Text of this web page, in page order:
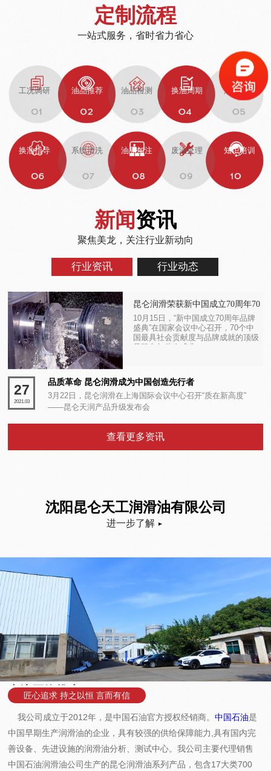
定制流程
一站式服务，省时省力省心
工况调研 油品推荐 油品检测 换油周期 油品过滤
换油指导 系统清洗 油品加注 废油处理 知识培训
新闻资讯
聚焦美龙，关注行业新动向
行业资讯 行业动态
昆仑润滑荣获新中国成立70周年70
品牌
10月15日，“新中国成立70周年品牌
盛典”在国家会议中心召开，70个中
国最具社会贡献度与品牌成就的顶级
品牌参与此次盛典。
27
2021.03
品质革命 昆仑润滑成为中国创造先行者
3月22日，昆仑润滑在上海国际会议中心召开“质在新高度”
——昆仑天润产品升级发布会
查看更多资讯
沈阳昆仑天工润滑油有限公司
进一步了解
专注网络推广
匠心追求 持之以恒 言而有信
我公司成立于2012年，是中国石油官方授权经销商。中国石油是
中国早期生产润滑油的企业，具有较强的供给保障能力,具有国内完
善设备、先进设施的润滑油分析、测试中心。我公司主要代理销售
中国石油润滑油公司生产的昆仑润滑油系列产品，包含17大类700